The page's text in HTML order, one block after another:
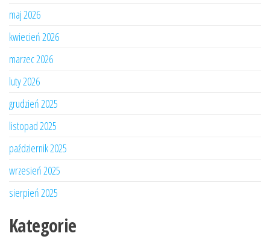
maj 2026
kwiecień 2026
marzec 2026
luty 2026
grudzień 2025
listopad 2025
październik 2025
wrzesień 2025
sierpień 2025
Kategorie